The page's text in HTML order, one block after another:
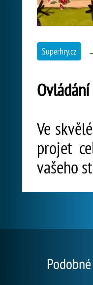
Superhry.cz
Ve
projet
vašeho